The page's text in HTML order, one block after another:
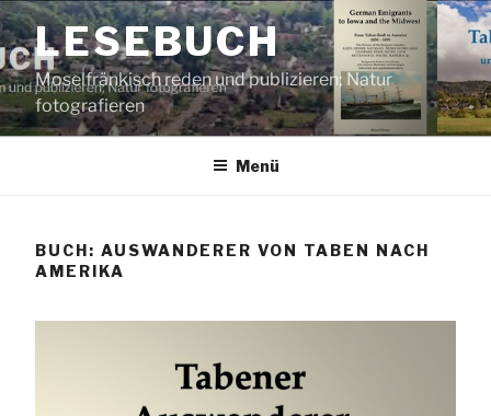
Zum
Inhalt
springenLESEBUCH
Moselfränkisch reden und publizieren; Natur
fotografieren
Menü
BUCH: AUSWANDERER VON TABEN NACH
AMERIKA